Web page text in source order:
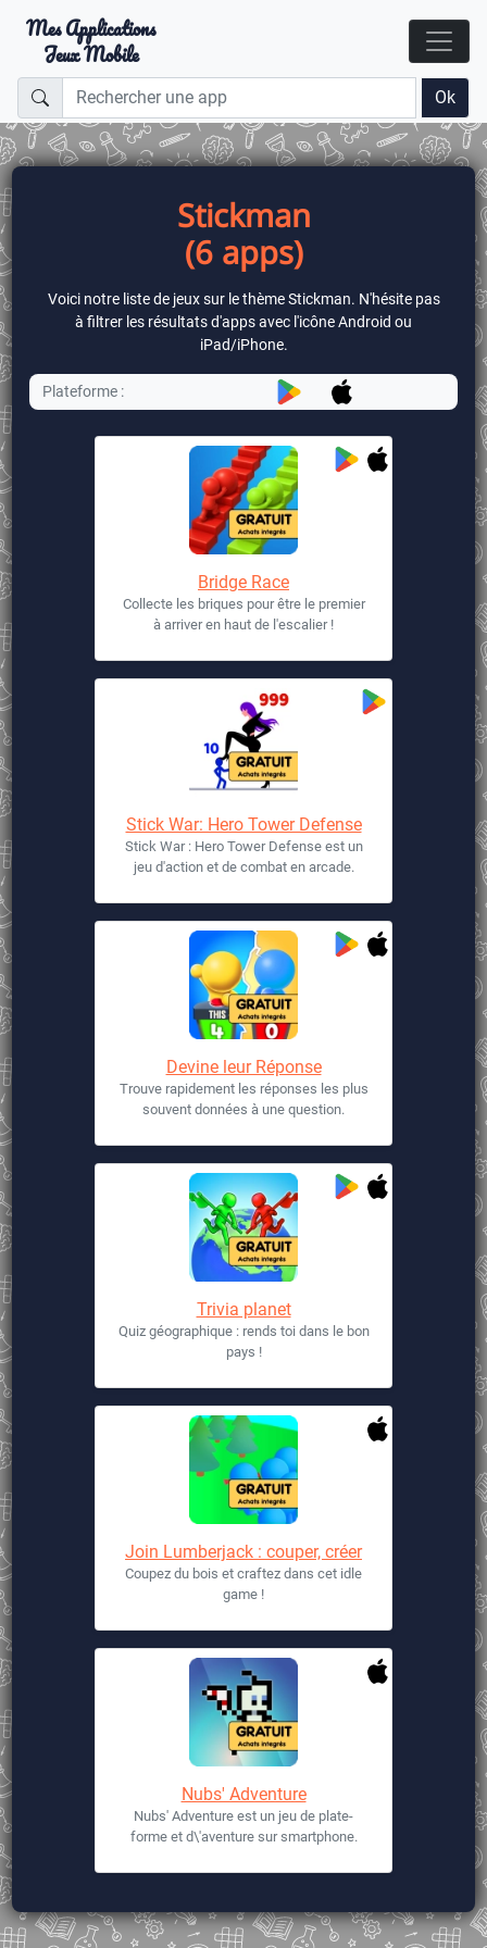
Mes Applications
Jeux Mobile
Ok
Stickman
(6 apps)
Voici notre liste de jeux sur le thème Stickman. N'hésite pas
à filtrer les résultats d'apps avec l'icône Android ou
iPad/iPhone.
Plateforme :
Bridge Race
Collecte les briques pour être le premier
à arriver en haut de l'escalier !
Stick War: Hero Tower Defense
Stick War : Hero Tower Defense est un
jeu d'action et de combat en arcade.
Devine leur Réponse
Trouve rapidement les réponses les plus
souvent données à une question.
Trivia planet
Quiz géographique : rends toi dans le bon
pays !
Join Lumberjack : couper, créer
Coupez du bois et craftez dans cet idle
game !
Nubs' Adventure
Nubs' Adventure est un jeu de plate-
forme et d\'aventure sur smartphone.